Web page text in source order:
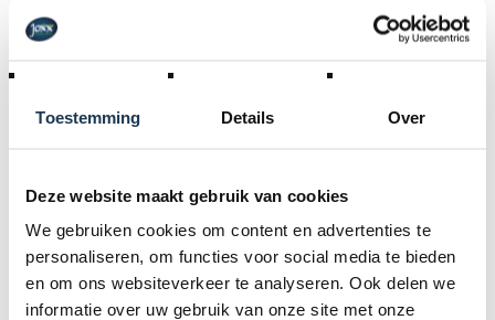
Toestemming Details Over
Deze website maakt gebruik van cookies
We gebruiken cookies om content en advertenties te
personaliseren, om functies voor social media te bieden
en om ons websiteverkeer te analyseren. Ook delen we
informatie over uw gebruik van onze site met onze
€ 40,00 incl. BTW
Woe.NM (4 u., excl. vakantiedag)
€ 25,00 incl. BTW